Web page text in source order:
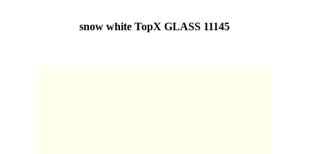
snow white TopX GLASS 11145